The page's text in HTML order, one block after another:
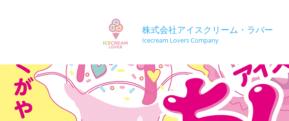
株式会社アイスクリーム・ラバー
Icecream Lovers Company